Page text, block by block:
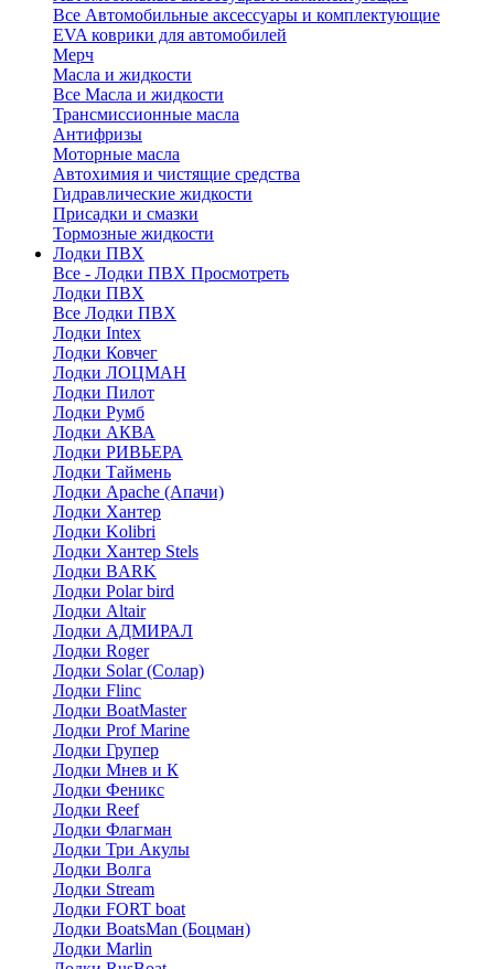
Все Автомобильные аксессуары и комплектующие
EVA коврики для автомобилей
Мерч
Масла и жидкости
Все Масла и жидкости
Трансмиссионные масла
Антифризы
Моторные масла
Автохимия и чистящие средства
Гидравлические жидкости
Присадки и смазки
Тормозные жидкости
Лодки ПВХ
Все - Лодки ПВХ Просмотреть
Лодки ПВХ
Все Лодки ПВХ
Лодки Intex
Лодки Ковчег
Лодки ЛОЦМАН
Лодки Пилот
Лодки Румб
Лодки АКВА
Лодки РИВЬЕРА
Лодки Таймень
Лодки Apache (Апачи)
Лодки Хантер
Лодки Kolibri
Лодки Хантер Stels
Лодки BARK
Лодки Polar bird
Лодки Altair
Лодки АДМИРАЛ
Лодки Roger
Лодки Solar (Солар)
Лодки Flinc
Лодки BoatMaster
Лодки Prof Marine
Лодки Групер
Лодки Мнев и К
Лодки Феникс
Лодки Reef
Лодки Флагман
Лодки Три Акулы
Лодки Волга
Лодки Stream
Лодки FORT boat
Лодки BoatsMan (Боцман)
Лодки Marlin